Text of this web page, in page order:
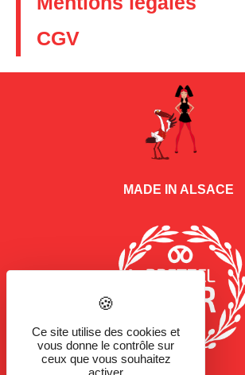
CGV
MADE IN ALSACE
Ce site utilise des cookies et
vous donne le contrôle sur
ceux que vous souhaitez
activer